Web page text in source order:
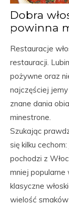
Dobra
powinna
Restauracje
restauracji.
pożywne oraz
najczęściej
znane dania
minestrone.
Szukając
się kilku
pochodzi z
mniej popularne
klasyczne
wielość